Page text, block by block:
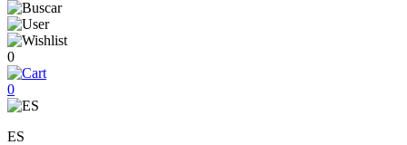
0
0
ES